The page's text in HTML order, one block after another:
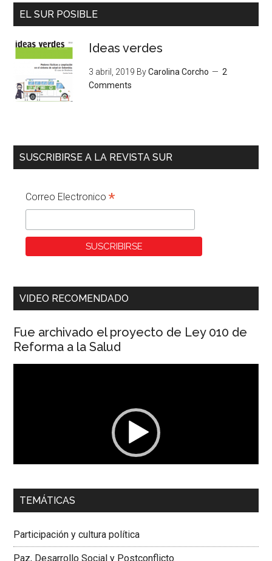
EL SUR POSIBLE
Ideas verdes
3 abril, 2019 ByCarolina Corcho
2
Comments
SUSCRIBIRSE A LA REVISTA SUR
Correo Electronico*
VIDEO RECOMENDADO
Fue archivado el proyecto de Ley 010 de
Reforma a la Salud
00:00 01:04
Dra. Carolina Corcho Mejía,Presidenta Corporación
Colombiana
TEMÁTICAS
Participación y cultura política
Paz, Desarrollo Social y Postconflicto